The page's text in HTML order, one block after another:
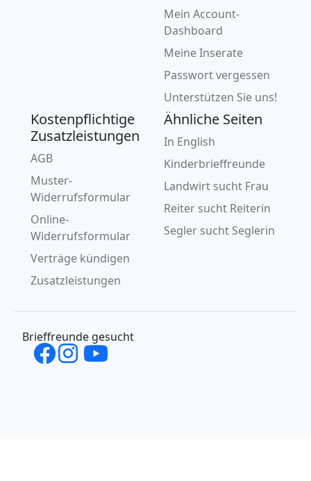
Mein Account-
Dashboard
Meine Inserate
Passwort vergessen
Unterstützen Sie uns!
Kostenpflichtige
Zusatzleistungen
AGB
Muster-
Widerrufsformular
Online-
Widerrufsformular
Verträge kündigen
Zusatzleistungen
Ähnliche Seiten
In English
Kinderbrieffreunde
Landwirt sucht Frau
Reiter sucht Reiterin
Segler sucht Seglerin
Brieffreunde gesucht